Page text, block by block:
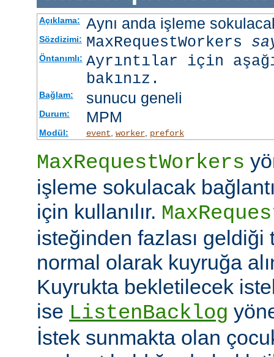
Açıklama: Aynı anda işleme
Sözdizimi: MaxRequestWorkers
Öntanımlı: Ayrıntılar için
bakınız.
Bağlam: sunucu geneli
Durum: MPM
Modül: event worker, prefork
MaxRequestWorkers
işleme sokulacak bağlantı
için kullanılır.
isteğinden fazlası
normal olarak kuyruğa
Kuyrukta bekletilecek
ise ListenBacklog
İstek sunmakta olan